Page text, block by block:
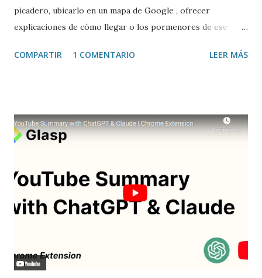
picadero, ubicarlo en un mapa de Google , ofrecer
explicaciones de cómo llegar o los pormenores de ese
el creador de este portal. Descargar mp3
COMPARTIR 1 COMENTARIO LEER MÁS